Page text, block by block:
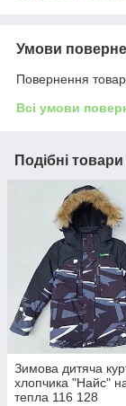
Умови
Повернення
Всі умови
Подібні товари
Зимова дитяча
хлопчика "Найс"
тепла 116 128